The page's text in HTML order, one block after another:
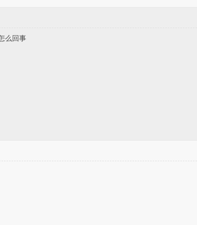
么回事